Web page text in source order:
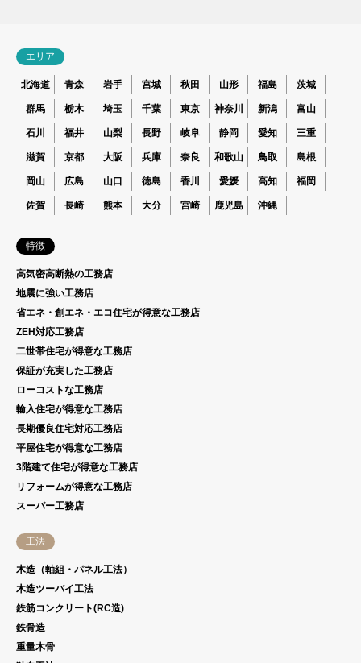
エリア
北海道 青森 岩手 宮城 秋田 山形 福島 茨城
群馬 栃木 埼玉 千葉 東京 神奈川 新潟 富山
石川 福井 山梨 長野 岐阜 静岡 愛知 三重
滋賀 京都 大阪 兵庫 奈良 和歌山 鳥取 島根
岡山 広島 山口 徳島 香川 愛媛 高知 福岡
佐賀 長崎 熊本 大分 宮崎 鹿児島 沖縄
特徴
高気密高断熱の工務店
地震に強い工務店
省エネ・創エネ・エコ住宅が得意な工務店
ZEH対応工務店
二世帯住宅が得意な工務店
保証が充実した工務店
ローコストな工務店
輸入住宅が得意な工務店
長期優良住宅対応工務店
平屋住宅が得意な工務店
3階建て住宅が得意な工務店
リフォームが得意な工務店
スーパー工務店
工法
木造（軸組・パネル工法）
木造ツーバイ工法
鉄筋コンクリート(RC造)
鉄骨造
重量木骨